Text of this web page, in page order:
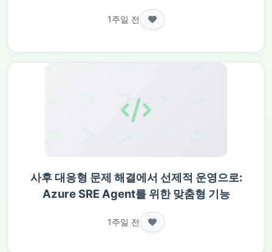
1주일 전
사후 대응형 문제 해결에서 선제적 운영으로:
Azure SRE Agent를 위한 맞춤형 기능
1주일 전